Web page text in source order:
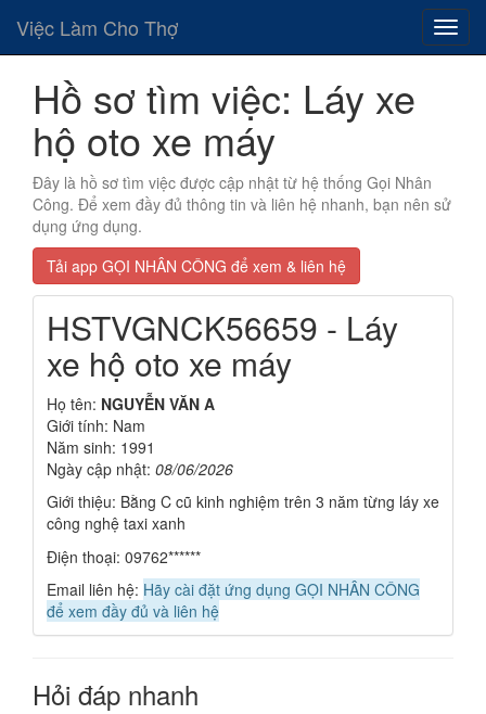
Việc Làm Cho Thợ
Hồ sơ tìm việc: Láy xe
hộ oto xe máy
Đây là hồ sơ tìm việc được cập nhật từ hệ thống Gọi Nhân
Công. Để xem đầy đủ thông tin và liên hệ nhanh, bạn nên sử
dụng ứng dụng.
Tải app GỌI NHÂN CÔNG để xem & liên hệ
HSTVGNCK56659 - Láy
xe hộ oto xe máy
Họ tên: NGUYỄN VĂN A
Giới tính: Nam
Năm sinh: 1991
Ngày cập nhật: 08/06/2026
Giới thiệu: Bằng C cũ kinh nghiệm trên 3 năm từng láy xe
công nghệ taxi xanh
Điện thoại: 09762******
Email liên hệ: Hãy cài đặt ứng dụng GỌI NHÂN CÔNG
để xem đầy đủ và liên hệ
Hỏi đáp nhanh